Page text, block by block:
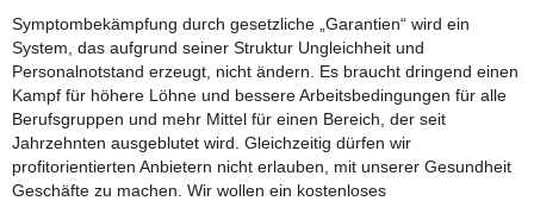
Symptombekämpfung durch gesetzliche „Garantien“ wird ein
System, das aufgrund seiner Struktur Ungleichheit und
Personalnotstand erzeugt, nicht ändern. Es braucht dringend einen
Kampf für höhere Löhne und bessere Arbeitsbedingungen für alle
Berufsgruppen und mehr Mittel für einen Bereich, der seit
Jahrzehnten ausgeblutet wird. Gleichzeitig dürfen wir
profitorientierten Anbietern nicht erlauben, mit unserer Gesundheit
Geschäfte zu machen. Wir wollen ein kostenloses